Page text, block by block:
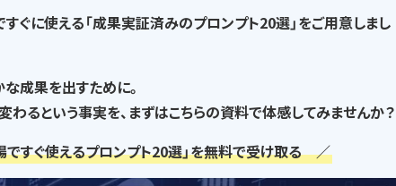
ぐに使える「成果実証済みのプロンプト20選」をご用意しまし
成果を出すために。
わるという事実を、まずはこちらの資料で体感してみませんか？
すぐ使えるプロンプト20選」を無料で受け取る ／